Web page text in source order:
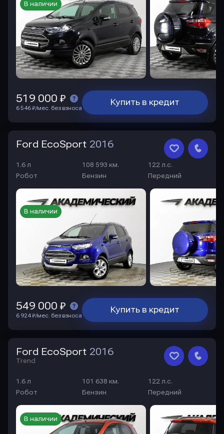
В наличии
Купить в кредит
519 000 ₽
6 546 ₽/мес. без взноса
Ford EcoSport 2016
1.6 л 108 593 км.
122 л.с.
Робот
Бензин Передний
В наличии
Купить в кредит
549 000 ₽
6 924 ₽/мес. без взноса
Ford EcoSport 2016
Trend
1.6 л 101 638 км.
122 л.с.
Робот
Бензин Передний
В наличии